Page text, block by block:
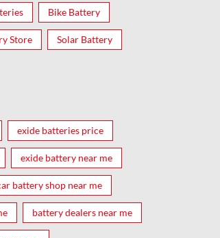
Bike Battery
Store Solar Battery
exide batteries price
exide battery near me
battery shop near me
battery dealers near me